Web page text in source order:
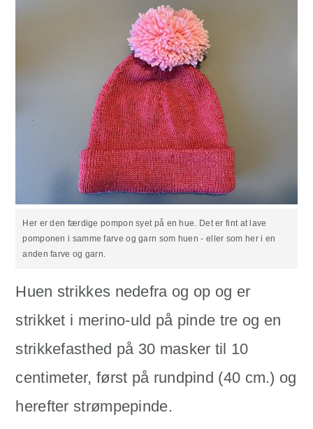
Her er den færdige pompon syet på en hue. Det er fint at lave
pomponen i samme farve og garn som huen - eller som her i en
anden farve og garn.
Huen strikkes nedefra og op og er
strikket i merino-uld på pinde tre og en
strikkefasthed på 30 masker til 10
centimeter, først på rundpind (40 cm.) og
herefter strømpepinde.